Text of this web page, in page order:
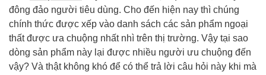
đông đảo người tiêu dùng. Cho đến hiện nay thì chúng
chính thức được xếp vào danh sách các sản phẩm ngoại
thất được ưa chuộng nhất nhì trên thị trường. Vậy tại sao
dòng sản phẩm này lại được nhiều người ưu chuộng đến
vậy? Và thật không khó để có thể trả lời câu hỏi này khi mà